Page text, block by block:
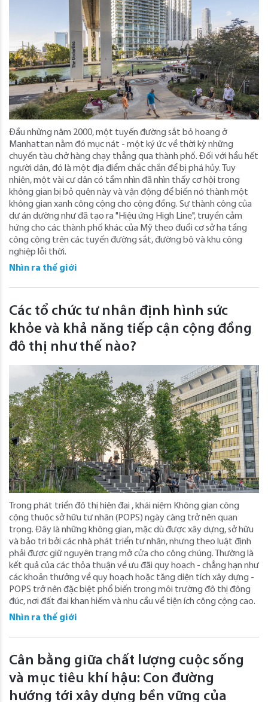
Đầu những năm 2000, một tuyến đường sắt bỏ hoang ở
Manhattan nằm đó mục nát - một ký ức về thời kỳ những
chuyến tàu chở hàng chạy thẳng qua thành phố. Đối với hầu hết
người dân, đó là một địa điểm chắc chắn để bị phá hủy. Tuy
nhiên, một vài cư dân có tầm nhìn đã nhìn thấy cơ hội trong
không gian bị bỏ quên này và vận động để biến nó thành một
không gian xanh công cộng cho cộng đồng. Sự thành công của
dự án dường như đã tạo ra "Hiệu ứng High Line", truyền cảm
hứng cho các thành phố khác của Mỹ theo đuổi cơ sở hạ tầng
công cộng trên các tuyến đường sắt, đường bộ và khu công
nghiệp lỗi thời.
Nhìn ra thế giới
Các tổ chức tư nhân định hình sức
khỏe và khả năng tiếp cận cộng đồng
đô thị như thế nào?
Trong phát triển đô thị hiện đại , khái niệm Không gian công
cộng thuộc sở hữu tư nhân (POPS) ngày càng trở nên quan
trọng. Đây là những không gian, mặc dù được xây dựng, sở hữu
và bảo trì bởi các nhà phát triển tư nhân, nhưng theo luật định
phải được giữ nguyên trạng mở cửa cho công chúng. Thường là
kết quả của các thỏa thuận về ưu đãi quy hoạch - chẳng hạn như
các khoản thưởng về quy hoạch hoặc tăng diện tích xây dựng -
POPS trở nên đặc biệt phổ biến trong môi trường đô thị đông
đúc, nơi đất đai khan hiếm và nhu cầu về tiện ích công cộng cao.
Nhìn ra thế giới
Cân bằng giữa chất lượng cuộc sống
và mục tiêu khí hậu: Con đường
hướng tới xây dựng bền vững của